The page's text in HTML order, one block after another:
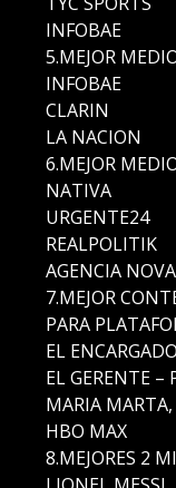
INFOBAE
5.MEJOR
INFOBAE
CLARIN
LA NACION
6.MEJOR
NATIVA
URGENTE24
REALPOLITIK
AGENCIA NOVA
7.MEJOR
PARA
EL
EL GERENTE
MARIA
HBO MAX
8.MEJORES 2